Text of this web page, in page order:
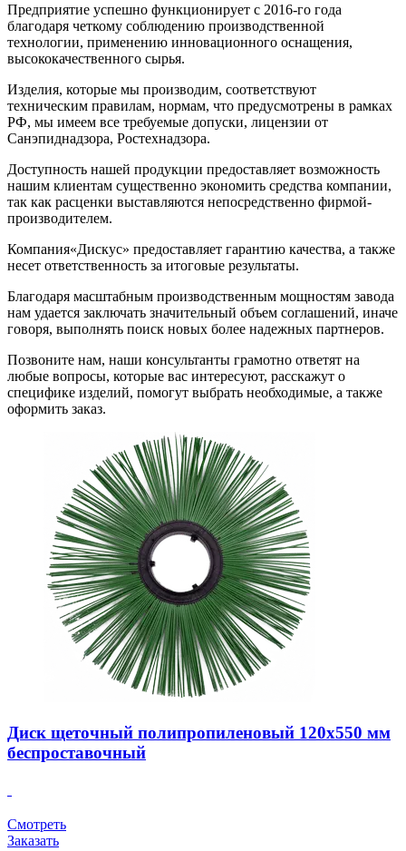
Предприятие успешно функционирует с 2016-го года
благодаря четкому соблюдению производственной
технологии, применению инновационного оснащения,
высококачественного сырья.
Изделия, которые мы производим, соответствуют
техническим правилам, нормам, что предусмотрены в рамках
РФ, мы имеем все требуемые допуски, лицензии от
Санэпиднадзора, Ростехнадзора.
Доступность нашей продукции предоставляет возможность
нашим клиентам существенно экономить средства компании,
так как расценки выставляются непосредственно фирмой-
производителем.
Компания«Дискус» предоставляет гарантию качества, а также
несет ответственность за итоговые результаты.
Благодаря масштабным производственным мощностям завода
нам удается заключать значительный объем соглашений, иначе
говоря, выполнять поиск новых более надежных партнеров.
Позвоните нам, наши консультанты грамотно ответят на
любые вопросы, которые вас интересуют, расскажут о
специфике изделий, помогут выбрать необходимые, а также
оформить заказ.
Диск щеточный полипропиленовый 120х550 мм
беспроставочный
Смотреть
Заказать